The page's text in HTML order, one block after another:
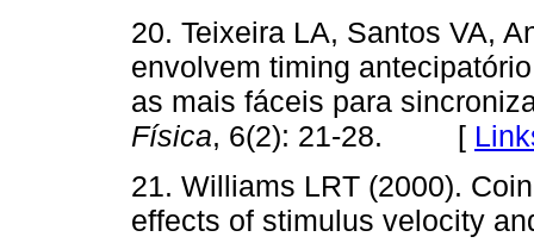
20. Teixeira LA, Santos VA,
envolvem timing
as mais fáceis para
Física, 6(2): 21-28. [
21. Williams LRT (2000).
effects of stimulus velocity